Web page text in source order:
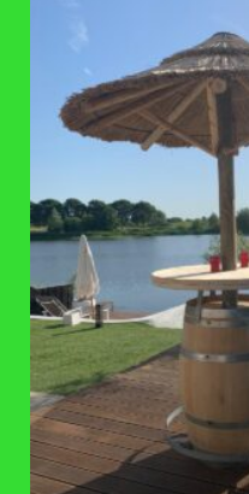
vochtgehalte stabieler
uitzetten.
Wij gebruiken RVS
reageert hardhout
sterk verkleuring
schimmel.
Bij gereedschap (bits en
verwijderen.
Contact met gazonmest
bevatten ijzersporen).
De plantenbak is niet
verplaatsen.
BEPLANTINGSADVIES: